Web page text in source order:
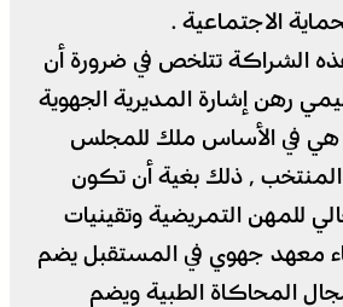
الاجتماعية .
الشراكة تتلخص في ضرورة أن
رهن إشارة المديرية الجهوية
هي في الأساس ملك للمجلس
الإقليمي وهي دار المنتخب ٬ ذلك بغية أن تكون
للمهن التمريضية وتقينيات
معهد جهوي في المستقبل يضم
المحاكاة الطبية ويضم